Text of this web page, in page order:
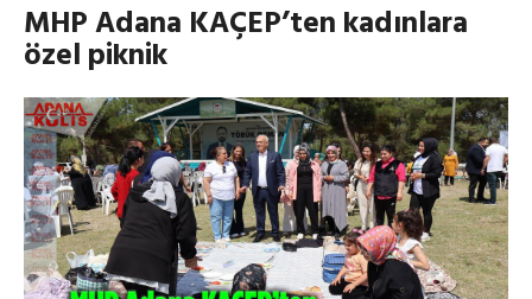
MHP Adana KAÇEP’ten kadınlara
özel piknik